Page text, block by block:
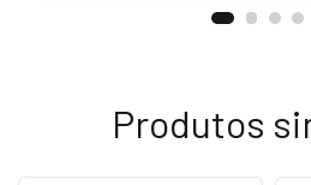
Produtos